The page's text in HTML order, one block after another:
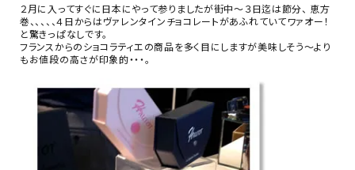
２月に入ってすぐに日本にやって参りましたが街中～３日迄は節分、 恵方
巻、、、、、４日からはヴァレンタインチョコレートがあふれていてワァオー！
と驚きっぱなしです。
フランスからのショコラティエの商品を多く目にしますが美味しそう～より
もお値段の高さが印象的・・・。